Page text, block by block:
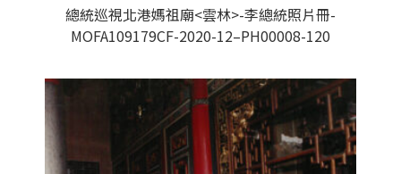
總統巡視北港媽祖廟<雲林>-李總統照片冊-
MOFA109179CF-2020-12–PH00008-120